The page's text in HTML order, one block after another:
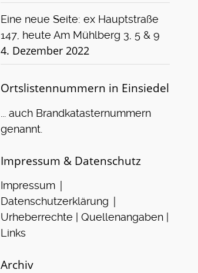
Eine neue Seite: ex Hauptstraße
147, heute Am Mühlberg 3, 5 & 9
4. Dezember 2022
Ortslistennummern in Einsiedel
... auch Brandkatasternummern
genannt.
Impressum & Datenschutz
Impressum |
Datenschutzerklärung |
Urheberrechte | Quellenangaben |
Links
Archiv